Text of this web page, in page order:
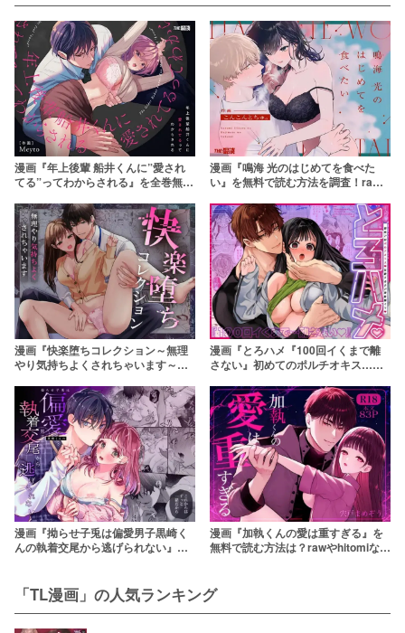
漫画『年上後輩 船井くんに”愛され
てる”ってわからされる』を全巻無料
ずに最安で読めるサービスは？
【THE猥談】
漫画『鳴海 光のはじめてを食べた
い』を無料で読む方法を調査！raw
漫画『快楽堕ちコレクション～無理
やり気持ちよくされちゃいます～』
やzipを使わずに最安で読めるサービ
スは？【めしべとおしべ】
漫画『とろハメ『100回イくまで離
さない』初めてのポルチオキス…気
で読む方法を調査！rawやzipを使わ
ずに最安で読めるサービスは？
【Yatomomin】
漫画『拗らせ子兎は偏愛男子黒崎く
んの執着交尾から逃げられない』を
漫画『加執くんの愛は重すぎる』を
無料で読む方法は？rawやhitomiなど
「TL漫画」の人気ランキング